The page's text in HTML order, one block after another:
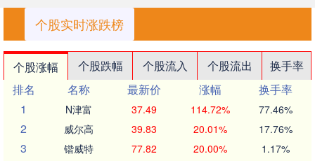
个股实时涨跌榜
个股涨幅 个股跌幅 个股流入 个股流出
换手率
排名
名称 最新价 涨幅
换手率
1
N津富 37.49 114.72% 77.46%
2 威尔高 39.83 20.01% 17.76%
3 锴威特 77.82 20.00% 1.17%